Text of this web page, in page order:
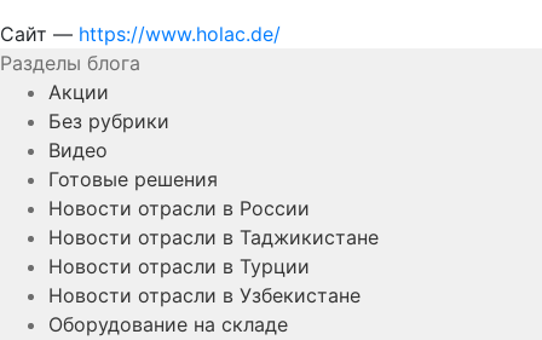
Сайт — https://www.holac.de/
Разделы блога
Акции
Без рубрики
Видео
Готовые решения
Новости отрасли в России
Новости отрасли в Таджикистане
Новости отрасли в Турции
Новости отрасли в Узбекистане
Оборудование на складе